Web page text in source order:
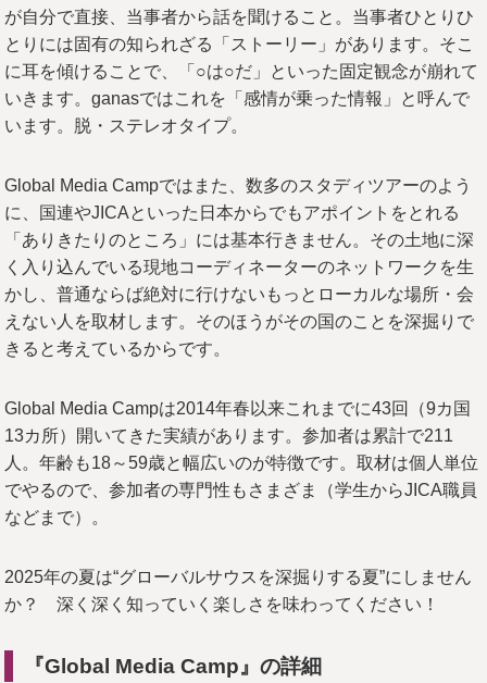
が自分で直接、当事者から話を聞けること。当事者ひとりひ
とりには固有の知られざる「ストーリー」があります。そこ
に耳を傾けることで、「○は○だ」といった固定観念が崩れて
いきます。ganasではこれを「感情が乗った情報」と呼んで
います。脱・ステレオタイプ。
Global Media Campではまた、数多のスタディツアーのよう
に、国連やJICAといった日本からでもアポイントをとれる
「ありきたりのところ」には基本行きません。その土地に深
く入り込んでいる現地コーディネーターのネットワークを生
かし、普通ならば絶対に行けないもっとローカルな場所・会
えない人を取材します。そのほうがその国のことを深掘りで
きると考えているからです。
Global Media Campは2014年春以来これまでに43回（9カ国
13カ所）開いてきた実績があります。参加者は累計で211
人。年齢も18～59歳と幅広いのが特徴です。取材は個人単位
でやるので、参加者の専門性もさまざま（学生からJICA職員
などまで）。
2025年の夏は“グローバルサウスを深掘りする夏”にしません
か？ 深く深く知っていく楽しさを味わってください！
『Global Media Camp』の詳細